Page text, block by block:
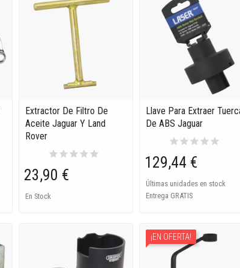
Extractor De Filtro De
Aceite Jaguar Y Land
Rover
starstarstarstarstar
23,90 €
En Stock
Llave Para Extraer
De ABS Jaguar
starstarstarstarstar
129,44 €
Últimas unidades en stock
Entrega GRATIS
¡EN OFERTA!